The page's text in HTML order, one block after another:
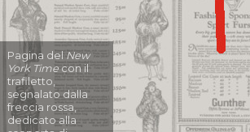
Pagina delNew
York Timecon il
trafiletto,
segnalato dalla
freccia rossa,
dedicato alla